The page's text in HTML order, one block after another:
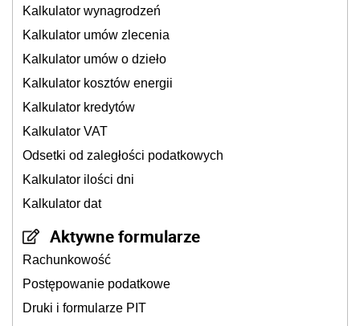
Kalkulator wynagrodzeń
Kalkulator umów zlecenia
Kalkulator umów o dzieło
Kalkulator kosztów energii
Kalkulator kredytów
Kalkulator VAT
Odsetki od zaległości podatkowych
Kalkulator ilości dni
Kalkulator dat
Aktywne formularze
Rachunkowość
Postępowanie podatkowe
Druki i formularze PIT